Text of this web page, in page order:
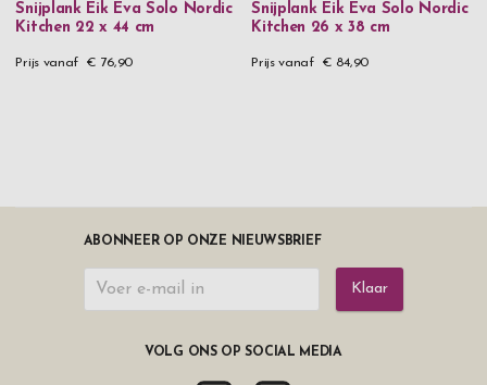
Snijplank Eik Eva Solo Nordic
Kitchen 22 x 44 cm
Prijs vanaf € 76,90
Snijplank Eik Eva Solo Nordic
Kitchen 26 x 38 cm
Prijs vanaf € 84,90
ABONNEER OP ONZE NIEUWSBRIEF
Klaar
VOLG ONS OP SOCIAL MEDIA